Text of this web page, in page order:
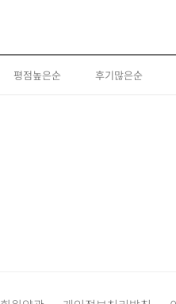
평점높은순 후기많은순